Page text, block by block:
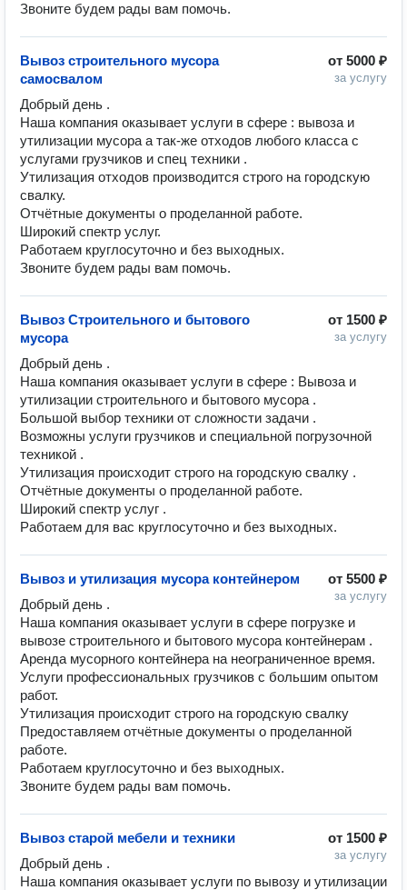
Звоните будем рады вам помочь.
от 5000 ₽
за услугу
Вывоз строительного мусора
самосвалом
Добрый день .
Наша компания оказывает услуги в сфере : вывоза и
утилизации мусора а так-же отходов любого класса с
услугами грузчиков и спец техники .
Утилизация отходов производится строго на городскую
свалку.
Отчётные документы о проделанной работе.
Широкий спектр услуг.
Работаем круглосуточно и без выходных.
Звоните будем рады вам помочь.
от 1500 ₽
за услугу
Вывоз Строительного и бытового
мусора
Добрый день .
Наша компания оказывает услуги в сфере : Вывоза и
утилизации строительного и бытового мусора .
Большой выбор техники от сложности задачи .
Возможны услуги грузчиков и специальной погрузочной
техникой .
Утилизация происходит строго на городскую свалку .
Отчётные документы о проделанной работе.
Широкий спектр услуг .
Работаем для вас круглосуточно и без выходных.
от 5500 ₽
за услугу
Вывоз и утилизация мусора контейнером
Добрый день .
Наша компания оказывает услуги в сфере погрузке и
вывозе строительного и бытового мусора контейнерам .
Аренда мусорного контейнера на неограниченное время.
Услуги профессиональных грузчиков с большим опытом
работ.
Утилизация происходит строго на городскую свалку
Предоставляем отчётные документы о проделанной
работе.
Работаем круглосуточно и без выходных.
Звоните будем рады вам помочь.
от 1500 ₽
за услугу
Вывоз старой мебели и техники
Добрый день .
Наша компания оказывает услуги по вывозу и утилизации